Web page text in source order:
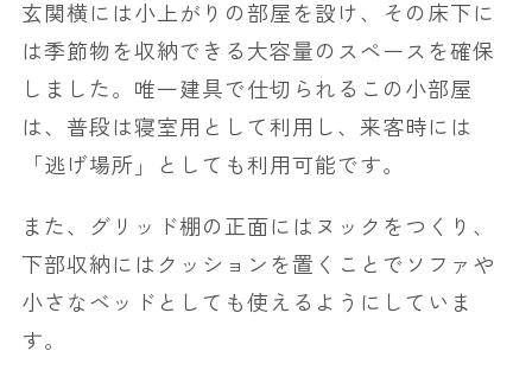
玄関横には小上がりの部屋を設け、その床下に
は季節物を収納できる大容量のスペースを確保
しました。唯一建具で仕切られるこの小部屋
は、普段は寝室用として利用し、来客時には
「逃げ場所」としても利用可能です。
また、グリッド棚の正面にはヌックをつくり、
下部収納にはクッションを置くことでソファや
小さなベッドとしても使えるようにしていま
す。